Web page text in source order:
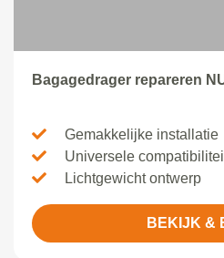
Bagagedrager repareren
Gemakkelijke installatie
Universele
Lichtgewicht ontwerp
BEKIJK &